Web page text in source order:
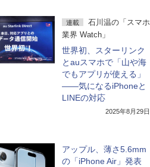
連載
石川温の「スマホ
業界 Watch」
世界初、スターリンク
とauスマホで「山や海
でもアプリが使える」
――気になるiPhoneと
LINEの対応
2025年8月29日
アップル、薄さ5.6mm
の「iPhone Air」発表